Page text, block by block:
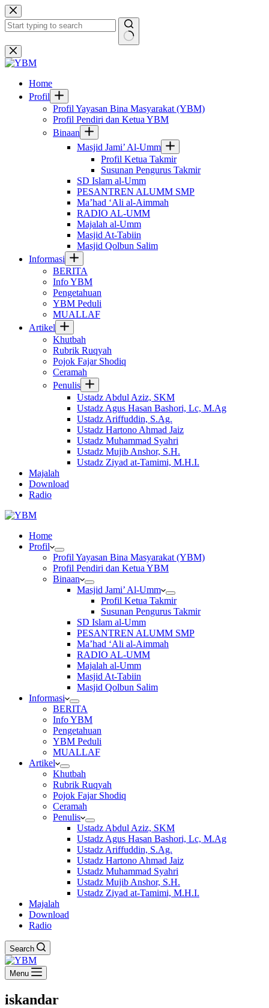
Skip
to
content
No
results
Home
Profil
Profil Yayasan Bina Masyarakat (YBM)
Profil Pendiri dan Ketua YBM
Binaan
Masjid Jami’ Al-Umm
Profil Ketua Takmir
Susunan Pengurus Takmir
SD Islam al-Umm
PESANTREN ALUMM SMP
Ma’had ‘Ali al-Aimmah
RADIO AL-UMM
Majalah al-Umm
Masjid At-Tabiin
Masjid Qolbun Salim
Informasi
BERITA
Info YBM
Pengetahuan
YBM Peduli
MUALLAF
Artikel
Khutbah
Rubrik Ruqyah
Pojok Fajar Shodiq
Ceramah
Penulis
Ustadz Abdul Aziz, SKM
Ustadz Agus Hasan Bashori, Lc, M.Ag
Ustadz Ariffuddin, S.Ag.
Ustadz Hartono Ahmad Jaiz
Ustadz Muhammad Syahri
Ustadz Mujib Anshor, S.H.
Ustadz Ziyad at-Tamimi, M.H.I.
Majalah
Download
Radio
Home
Profil
Profil Yayasan Bina Masyarakat (YBM)
Profil Pendiri dan Ketua YBM
Binaan
Masjid Jami’ Al-Umm
Profil Ketua Takmir
Susunan Pengurus Takmir
SD Islam al-Umm
PESANTREN ALUMM SMP
Ma’had ‘Ali al-Aimmah
RADIO AL-UMM
Majalah al-Umm
Masjid At-Tabiin
Masjid Qolbun Salim
Informasi
BERITA
Info YBM
Pengetahuan
YBM Peduli
MUALLAF
Artikel
Khutbah
Rubrik Ruqyah
Pojok Fajar Shodiq
Ceramah
Penulis
Ustadz Abdul Aziz, SKM
Ustadz Agus Hasan Bashori, Lc, M.Ag
Ustadz Ariffuddin, S.Ag.
Ustadz Hartono Ahmad Jaiz
Ustadz Muhammad Syahri
Ustadz Mujib Anshor, S.H.
Ustadz Ziyad at-Tamimi, M.H.I.
Majalah
Download
Radio
Search
Menu
iskandar